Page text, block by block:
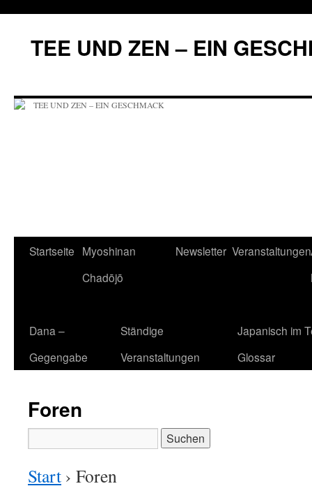
springen
TEE UND ZEN – EIN
Startseite Myoshinan
Chadōjō
Newsletter Veranstaltungen
Dana –
Gegengabe
Ständige
Veranstaltungen
Japanisch im
Glossar
Foren
nach:
Start › Foren